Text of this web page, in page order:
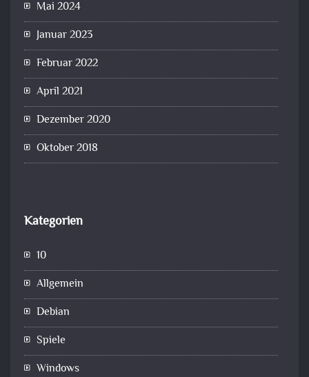
Mai 2024
Januar 2023
Februar 2022
April 2021
Dezember 2020
Oktober 2018
Kategorien
10
Allgemein
Debian
Spiele
Windows